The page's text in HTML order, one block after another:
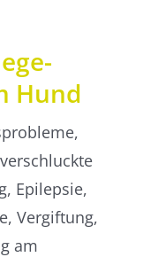
Hund
Epilepsie,
Vergiftung,
am